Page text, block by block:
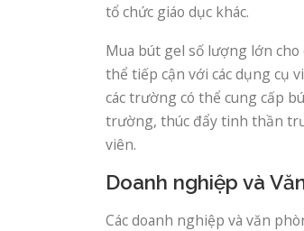
tổ chức giáo dục khác.
Mua bút gel số lượng lớn
thể tiếp cận với các dụng cụ
các trường có thể cung cấp
trường, thúc đẩy tinh thần
viên.
Doanh nghiệp và
Các doanh nghiệp và văn